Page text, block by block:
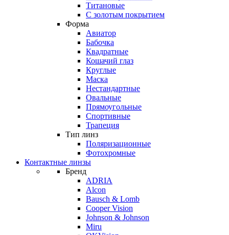
Титановые
С золотым покрытием
Форма
Авиатор
Бабочка
Квадратные
Кошачий глаз
Круглые
Маска
Нестандартные
Овальные
Прямоугольные
Спортивные
Трапеция
Тип линз
Поляризационные
Фотохромные
Контактные линзы
Бренд
ADRIA
Alcon
Bausch & Lomb
Cooper Vision
Johnson & Johnson
Miru